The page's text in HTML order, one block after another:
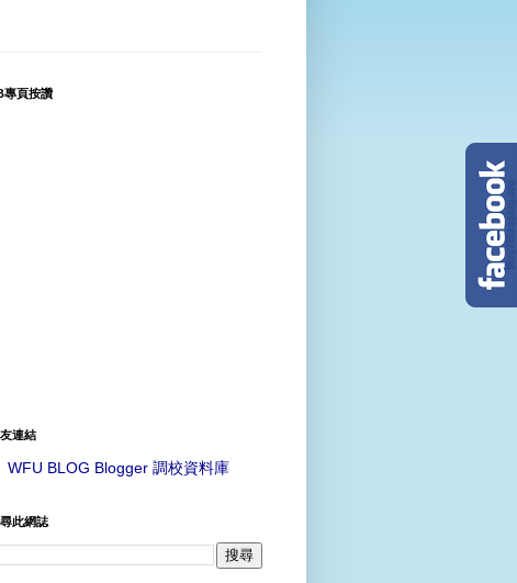
專頁按讚
連結
WFU BLOG Blogger 調校資料庫
此網誌